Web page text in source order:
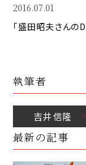
2016.07.01
「盛田昭夫さんの
執筆者
吉井信隆
最新の記事